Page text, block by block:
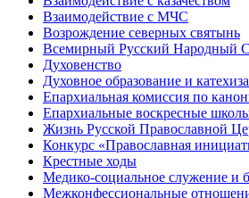
Взаимодействие с МЧС
Возрождение северных святынь
Всемирный Русский Народный
Духовенство
Духовное образование и
Епархиальная комиссия по
Епархиальные воскресные
Жизнь Русской Православной
Конкурс «Православная
Крестные ходы
Медико-социальное служение и
Межконфессиональные